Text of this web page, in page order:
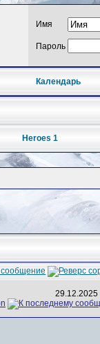
Имя
Пароль
Календарь
Heroes 1
29.12.2025